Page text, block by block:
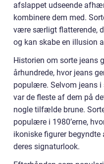
afslappet udseende
kombinere dem med.
være særligt flatterende,
og kan skabe en illusion
Historien om sorte jeans
århundrede, hvor jeans
populære. Selvom jeans
var de fleste af dem på
nogle tilfælde brune.
populære i 1980’erne,
ikoniske figurer
deres signaturlook.